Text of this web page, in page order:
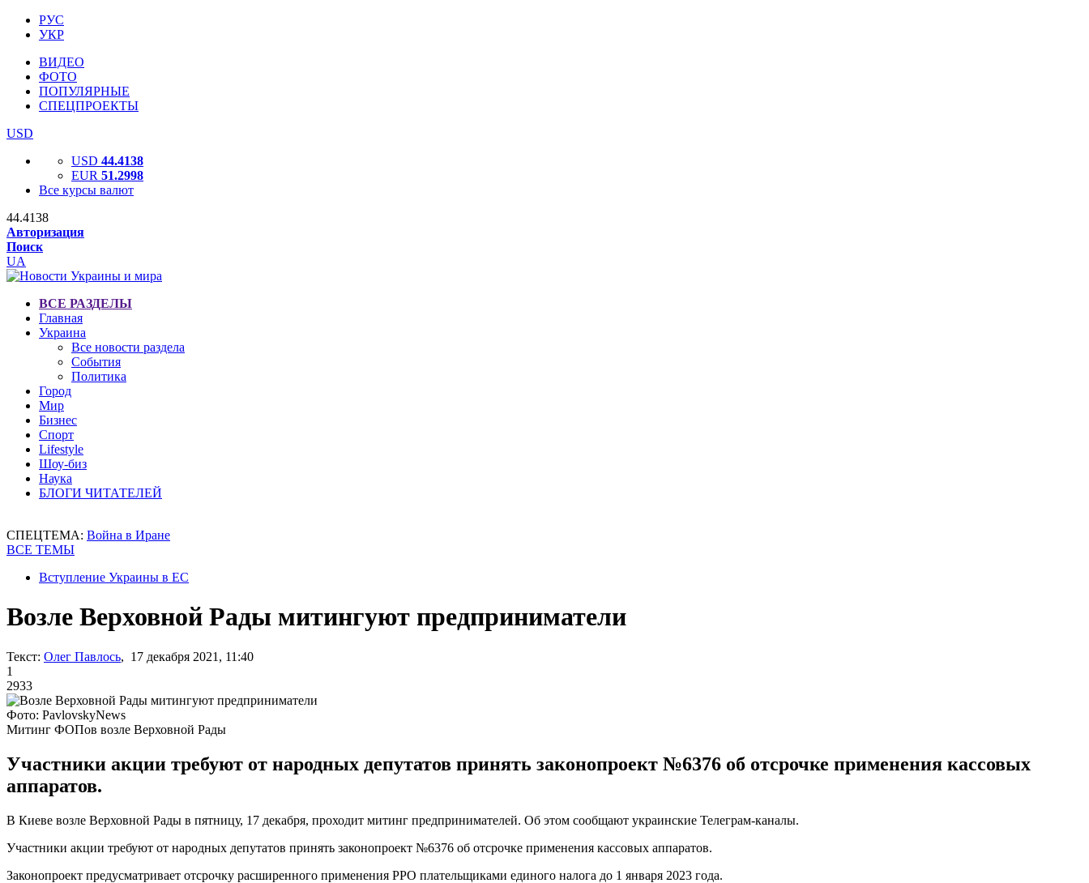
РУС
УКР
ВИДЕО
ФОТО
ПОПУЛЯРНЫЕ
СПЕЦПРОЕКТЫ
USD
USD 44.4138
EUR 51.2998
Все курсы валют
44.4138
Авторизация
Поиск
UA
ВСЕ РАЗДЕЛЫ
Главная
Украина
Все новости раздела
События
Политика
Город
Мир
Бизнес
Спорт
Lifestyle
Шоу-биз
Наука
БЛОГИ ЧИТАТЕЛЕЙ
СПЕЦТЕМА: Война в Иране
ВСЕ ТЕМЫ
Вступление Украины в ЕС
Возле Верховной Рады митингуют предприниматели
Текст: Олег Павлось, 17 декабря 2021, 11:40
1
2933
Фото: PavlovskyNews
Митинг ФОПов возле Верховной Рады
Участники акции требуют от народных депутатов принять законопроект №6376 об отсрочке применения кассовых
аппаратов.
В Киеве возле Верховной Рады в пятницу, 17 декабря, проходит митинг предпринимателей. Об этом сообщают украинские Телеграм-каналы.
Участники акции требуют от народных депутатов принять законопроект №6376 об отсрочке применения кассовых аппаратов.
Законопроект предусматривает отсрочку расширенного применения РРО плательщиками единого налога до 1 января 2023 года.